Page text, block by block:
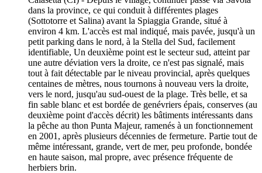
dans la province, ce qui conduit à différentes plages
(Sottotorre et Salina) avant la Spiaggia Grande, situé à
environ 4 km. L'accès est mal indiqué, mais pavée, jusqu'à un
petit parking dans le nord, à la Stella del Sud, facilement
identifiable, Un deuxième point est le secteur sud, atteint par
une autre déviation vers la droite, ce n'est pas signalé, mais
tout à fait détectable par le niveau provincial, après quelques
centaines de mètres, nous tournons à nouveau vers la droite,
vers le nord, jusqu'au sud-ouest de la plage. Très belle, et sa
fin sable blanc et est bordée de genévriers épais, conserves (au
deuxième point d'accès décrit) les bâtiments intéressants dans
la pêche au thon Punta Majeur, ramenés à un fonctionnement
en 2001, après plusieurs décennies de fermeture. Partie tout de
même intéressant, grande, vert de mer, peu profonde, bondée
en haute saison, mal propre, avec présence fréquente de
herbiers brin.